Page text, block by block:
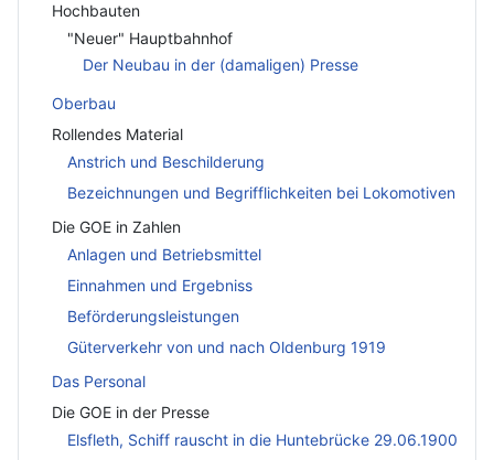
Hochbauten
"Neuer" Hauptbahnhof
Der Neubau in der (damaligen) Presse
Oberbau
Rollendes Material
Anstrich und Beschilderung
Bezeichnungen und Begrifflichkeiten bei Lokomotiven
Die GOE in Zahlen
Anlagen und Betriebsmittel
Einnahmen und Ergebniss
Beförderungsleistungen
Güterverkehr von und nach Oldenburg 1919
Das Personal
Die GOE in der Presse
Elsfleth, Schiff rauscht in die Huntebrücke 29.06.1900